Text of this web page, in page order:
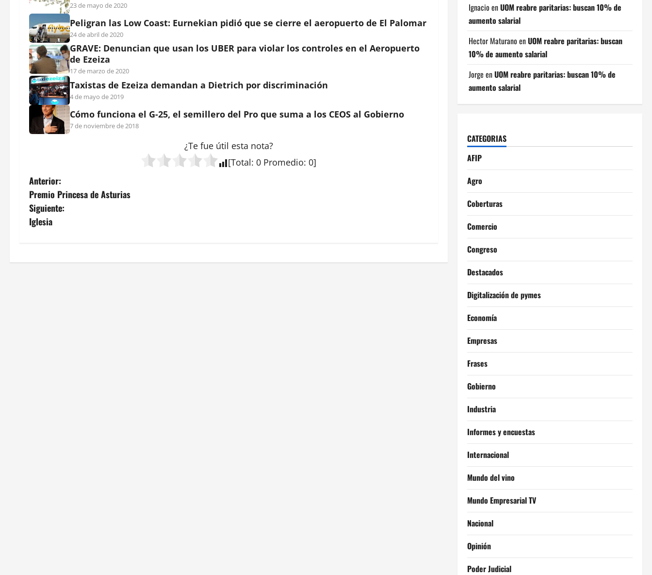
23 de mayo de 2020
Peligran las Low Coast: Eurnekian pidió que se cierre el aeropuerto de El Palomar
24 de abril de 2020
GRAVE: Denuncian que usan los UBER para violar los controles en el Aeropuerto
de Ezeiza
17 de marzo de 2020
Taxistas de Ezeiza demandan a Dietrich por discriminación
4 de mayo de 2019
Cómo funciona el G-25, el semillero del Pro que suma a los CEOS al Gobierno
7 de noviembre de 2018
¿Te fue útil esta nota?
[Total: 0 Promedio: 0]
N
a
v
g
Anterior:
Premio Princesa de Asturias
Siguiente:
Iglesia
Ignacio enUOM reabre paritarias: buscan 10% de
aumento salarial
Hector Maturano enUOM reabre paritarias: buscan
10% de aumento salarial
Jorge enUOM reabre paritarias: buscan 10% de
aumento salarial
CATEGORIAS
AFIP
Agro
Coberturas
Comercio
Congreso
Destacados
Digitalización de pymes
Economía
Empresas
Frases
Gobierno
Industria
Informes y encuestas
Internacional
Mundo del vino
Mundo Empresarial TV
Nacional
Opinión
Poder Judicial